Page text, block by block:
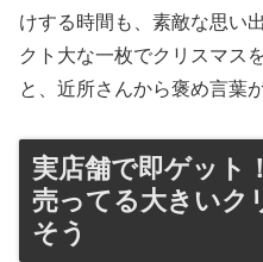
けする時間も、素敵な思い
クト大な一枚でクリスマス
と、近所さんから褒め言葉
実店舗で即ゲット
売ってる大きいク
そう